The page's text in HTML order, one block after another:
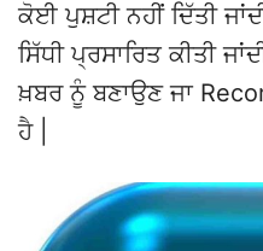
ਕੋਈ ਪੁਸ਼ਟੀ ਨਹੀਂ ਦਿੱਤੀ
ਸਿੱਧੀ ਪ੍ਰਸਾਰਿਤ ਕੀਤੀ
ਖ਼ਬਰ ਨੂੰ ਬਣਾਉਣ ਜਾ
ਹੈ |